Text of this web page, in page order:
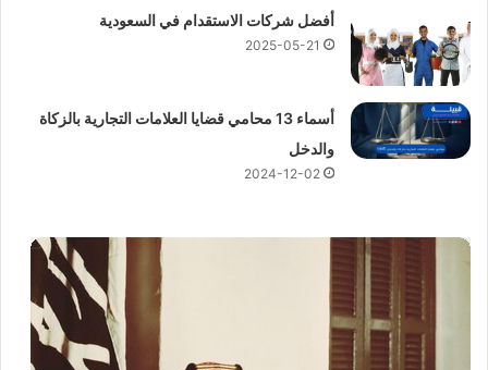
أفضل شركات الاستقدام في السعودية
2025-05-21
أسماء 13 محامي قضايا العلامات التجارية بالزكاة
والدخل
2024-12-02